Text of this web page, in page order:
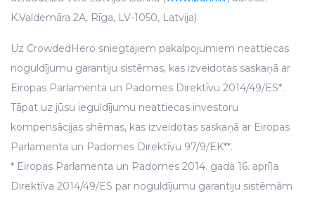
K.Valdemāra 2A, Rīga, LV-1050, Latvija).
Uz CrowdedHero sniegtajiem pakalpojumiem neattiecas
noguldījumu garantiju sistēmas, kas izveidotas saskaņā ar
Eiropas Parlamenta un Padomes Direktīvu 2014/49/ES*.
Tāpat uz jūsu ieguldījumu neattiecas investoru
kompensācijas shēmas, kas izveidotas saskaņā ar Eiropas
Parlamenta un Padomes Direktīvu 97/9/EK**.
* Eiropas Parlamenta un Padomes 2014. gada 16. aprīļa
Direktīva 2014/49/ES par noguldījumu garantiju sistēmām